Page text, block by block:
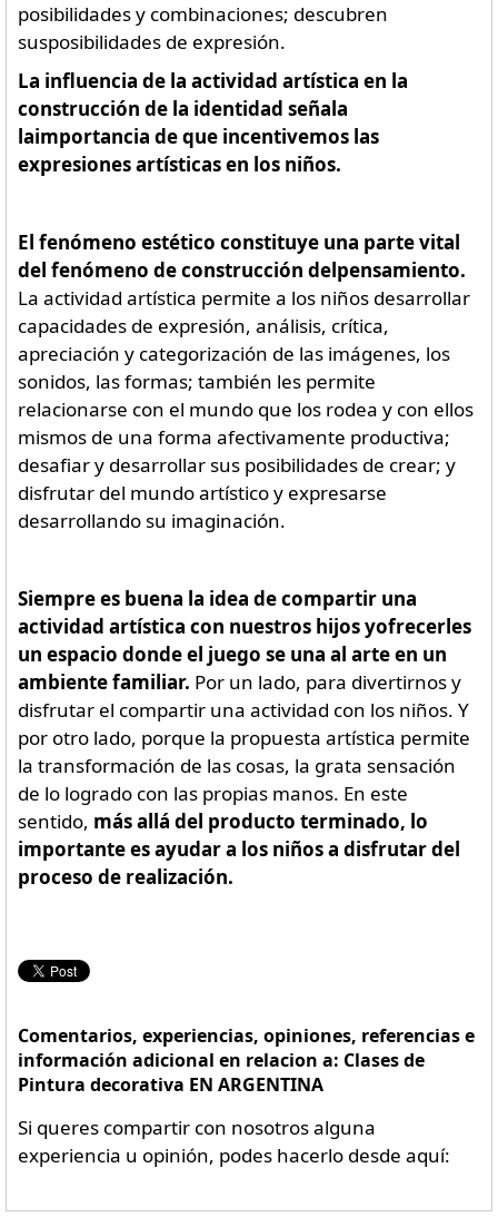
posibilidades y combinaciones; descubren
susposibilidades de expresión.
La influencia de la actividad artística en la
construcción de la identidad señala
laimportancia de que incentivemos las
expresiones artísticas en los niños.
El fenómeno estético constituye una parte vital
del fenómeno de construcción delpensamiento.
La actividad artística permite a los niños desarrollar
capacidades de expresión, análisis, crítica,
apreciación y categorización de las imágenes, los
sonidos, las formas; también les permite
relacionarse con el mundo que los rodea y con ellos
mismos de una forma afectivamente productiva;
desafiar y desarrollar sus posibilidades de crear; y
disfrutar del mundo artístico y expresarse
desarrollando su imaginación.
Siempre es buena la idea de compartir una
actividad artística con nuestros hijos yofrecerles
un espacio donde el juego se una al arte en un
ambiente familiar. Por un lado, para divertirnos y
disfrutar el compartir una actividad con los niños. Y
por otro lado, porque la propuesta artística permite
la transformación de las cosas, la grata sensación
de lo logrado con las propias manos. En este
sentido, más allá del producto terminado, lo
importante es ayudar a los niños a disfrutar del
proceso de realización.
Comentarios, experiencias, opiniones, referencias e
información adicional en relacion a: Clases de
Pintura decorativa EN ARGENTINA
Si queres compartir con nosotros alguna
experiencia u opinión, podes hacerlo desde aquí: